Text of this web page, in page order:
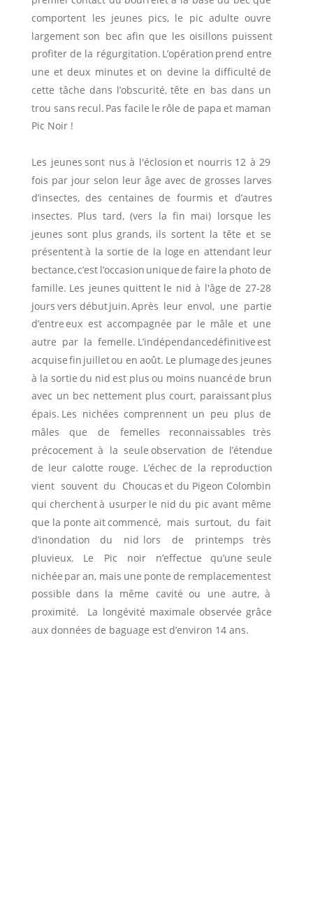
comportent les jeunes pics, le pic adulte ouvre
largement son bec afin que les oisillons puissent
profiter de la régurgitation. L’opération prend entre
une et deux minutes et on devine la difficulté de
cette tâche dans l’obscurité, tête en bas dans un
trou sans recul. Pas facile le rôle de papa et maman
Pic Noir !
Les jeunes sont nus à l'éclosion et nourris 12 à 29
fois par jour selon leur âge avec de grosses larves
d’insectes, des centaines de fourmis et d’autres
insectes. Plus tard, (vers la fin mai) lorsque les
jeunes sont plus grands, ils sortent la tête et se
présententà la sortie de la loge en attendant leur
bectance,c’est l’occasion uniquede faire la photo de
famille. Les jeunes quittent le nid à l'âge de 27-28
jours vers débutjuin.Après leur envol, une partie
d’entre eux est accompagnée par le mâle et une
autre par la femelle. L’indépendancedéfinitive est
acquisefin juilletou en août. Le plumagedes jeunes
à la sortie du nid est plus ou moins nuancéde brun
avec un bec nettement plus court, paraissant plus
épais. Les nichées comprennent un peu plus de
mâles
que de femelles reconnaissables
très
précocement à la seule observation de l’étendue
de leur calotte rouge. L’échec de la reproduction
vient souvent du Choucas et du Pigeon Colombin
qui cherchentà usurper le nid du pic avant même
que la ponte ait commencé, mais surtout, du fait
d’inondation
du nid lors de printemps
très
pluvieux.
Le Pic noir n’effectue qu’une seule
nichée paran, mais une ponte de remplacementest
possible dans la même cavité ou une autre, à
proximité.
La longévité maximale observée grâce
aux données de baguage est d’environ 14 ans.